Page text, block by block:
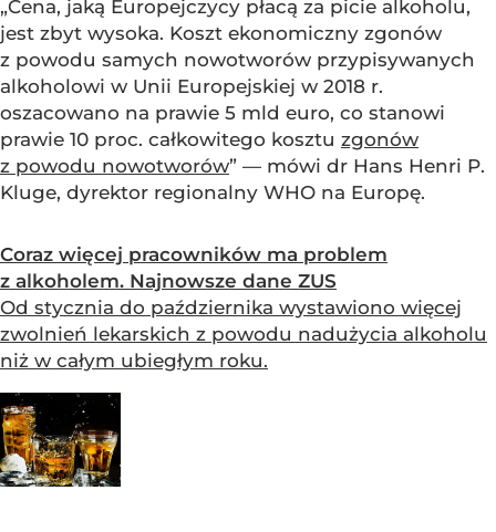
„Cena, jaką Europejczycy płacą za picie alkoholu,
jest zbyt wysoka. Koszt ekonomiczny zgonów
z powodu samych nowotworów przypisywanych
alkoholowi w Unii Europejskiej w 2018 r.
oszacowano na prawie 5 mld euro, co stanowi
prawie 10 proc. całkowitego kosztu zgonów
z powodu nowotworów” — mówi dr Hans Henri P.
Kluge, dyrektor regionalny WHO na Europę.
Coraz więcej pracowników ma problem
z alkoholem. Najnowsze dane ZUS
Od stycznia do października wystawiono więcej
zwolnień lekarskich z powodu nadużycia alkoholu
niż w całym ubiegłym roku.